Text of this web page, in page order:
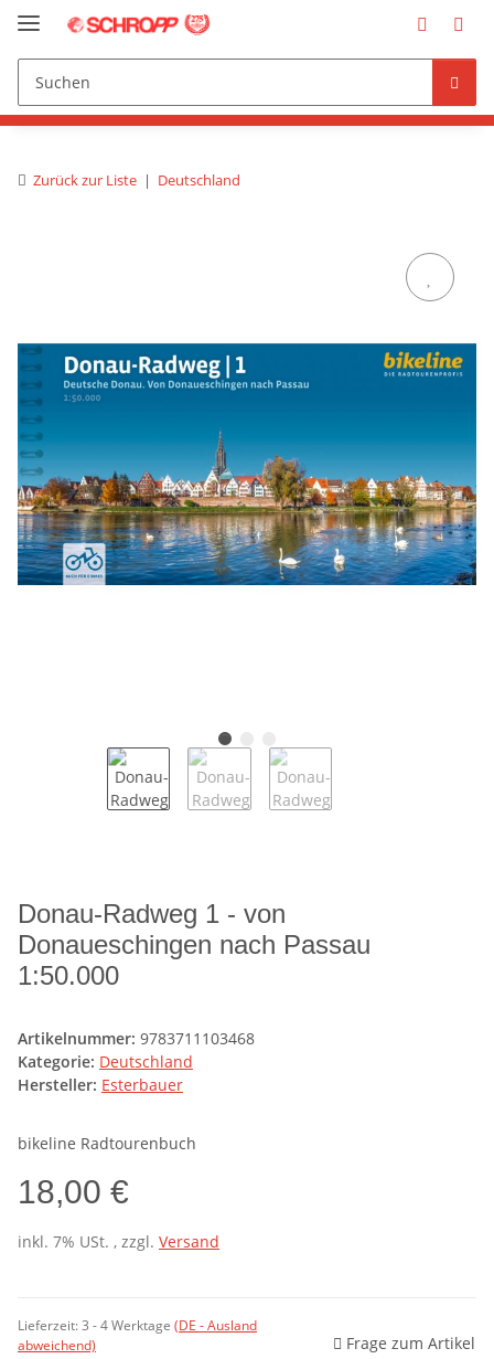
Zurück zur Liste Deutschland
Donau-Radweg 1 - von
Donaueschingen nach Passau
1:50.000
Artikelnummer: 9783711103468
Kategorie: Deutschland
Hersteller: Esterbauer
bikeline Radtourenbuch
18,00 €
inkl. 7% USt. , zzgl. Versand
Lieferzeit:3 - 4 Werktage (DE - Ausland
abweichend)
Frage zum Artikel